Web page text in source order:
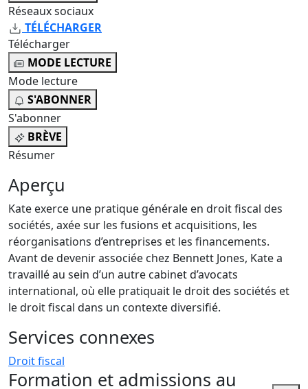
Réseaux sociaux
TÉLÉCHARGER
Télécharger
MODE LECTURE
Mode lecture
S'ABONNER
S'abonner
BRÈVE
Résumer
Aperçu
Kate exerce une pratique générale en droit fiscal des
sociétés, axée sur les fusions et acquisitions, les
réorganisations d’entreprises et les financements.
Avant de devenir associée chez Bennett Jones, Kate a
travaillé au sein d’un autre cabinet d’avocats
international, où elle pratiquait le droit des sociétés et
le droit fiscal dans un contexte diversifié.
Services connexes
Droit fiscal
Formation et admissions au